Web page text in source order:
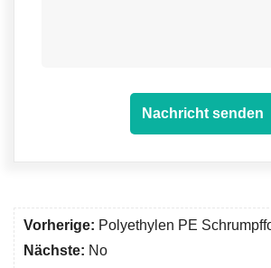
Nachricht senden
Vorherige: Polyethylen PE
Nächste: No